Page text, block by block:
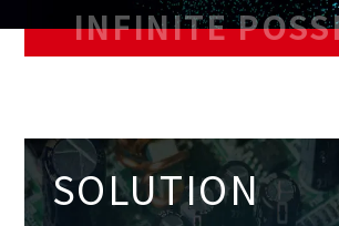
INFINITE
SOLUTION